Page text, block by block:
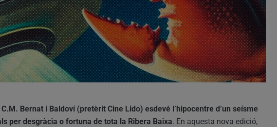
C.M. Bernat i Baldoví (pretèrit Cine Lido) esdevé l’hipocentre d’un seísme
per desgràcia o fortuna de tota la Ribera Baixa. En aquesta nova edició,